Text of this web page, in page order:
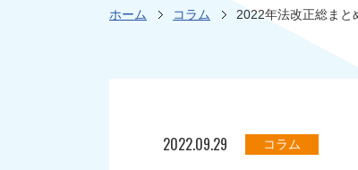
ホーム コラム 2022年法改正総まと
2022.09.29 コラム